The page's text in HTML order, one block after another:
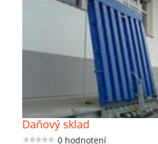
Daňový sklad
0 hodnotení